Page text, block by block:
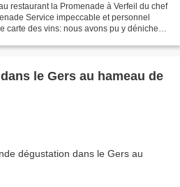
restaurant la Promenade à Verfeil du chef
Service impeccable et personnel
carte des vins: nous avons pu y dénicher
le Gers au hameau de